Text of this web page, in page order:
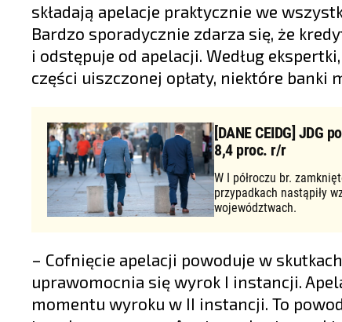
składają apelacje praktycznie we
Bardzo sporadycznie zdarza się, że
i odstępuje od apelacji. Według
części uiszczonej opłaty, niektóre banki
[DANE CEIDG] JDG
8,4 proc. r/r
W I półroczu br.
przypadkach nastąpiły
województwach.
– Cofnięcie apelacji powoduje w
uprawomocnia się wyrok I instancji.
momentu wyroku w II instancji. To